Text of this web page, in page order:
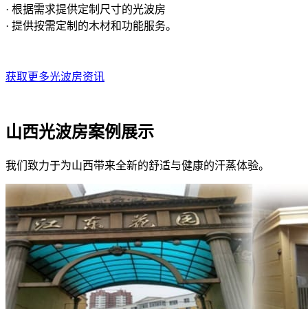
· 根据需求提供定制尺寸的光波房
· 提供按需定制的木材和功能服务。
获取更多光波房资讯
山西光波房案例展示
我们致力于为山西带来全新的舒适与健康的汗蒸体验。